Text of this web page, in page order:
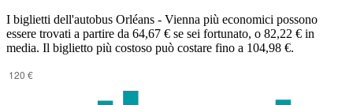
I biglietti dell'autobus Orléans - Vienna più economici possono
essere trovati a partire da 64,67 € se sei fortunato, o 82,22 € in
media. Il biglietto più costoso può costare fino a 104,98 €.